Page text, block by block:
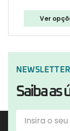
Ver
NEWSLETTER
Saiba as